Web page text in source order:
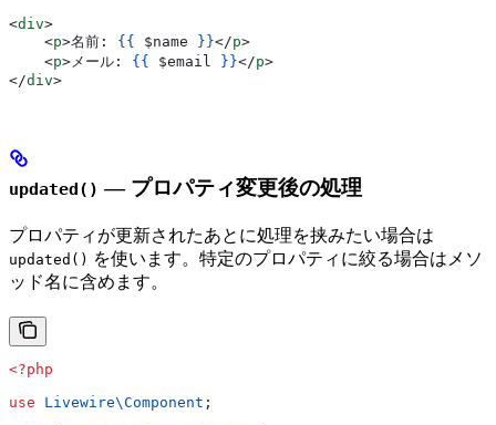
<div>
    <
p>名前: {{ $name }}</p>
    <
p> メール: {{ $email }}</p>
</div>
updated() — プロパティ変更後の処理
プロパティが更新されたあとに処理を挟みたい場合は
updated() を使います。特定のプロパティに絞る場合はメソ
ッド名に含めます。
<?php
use Livewire\Component ;